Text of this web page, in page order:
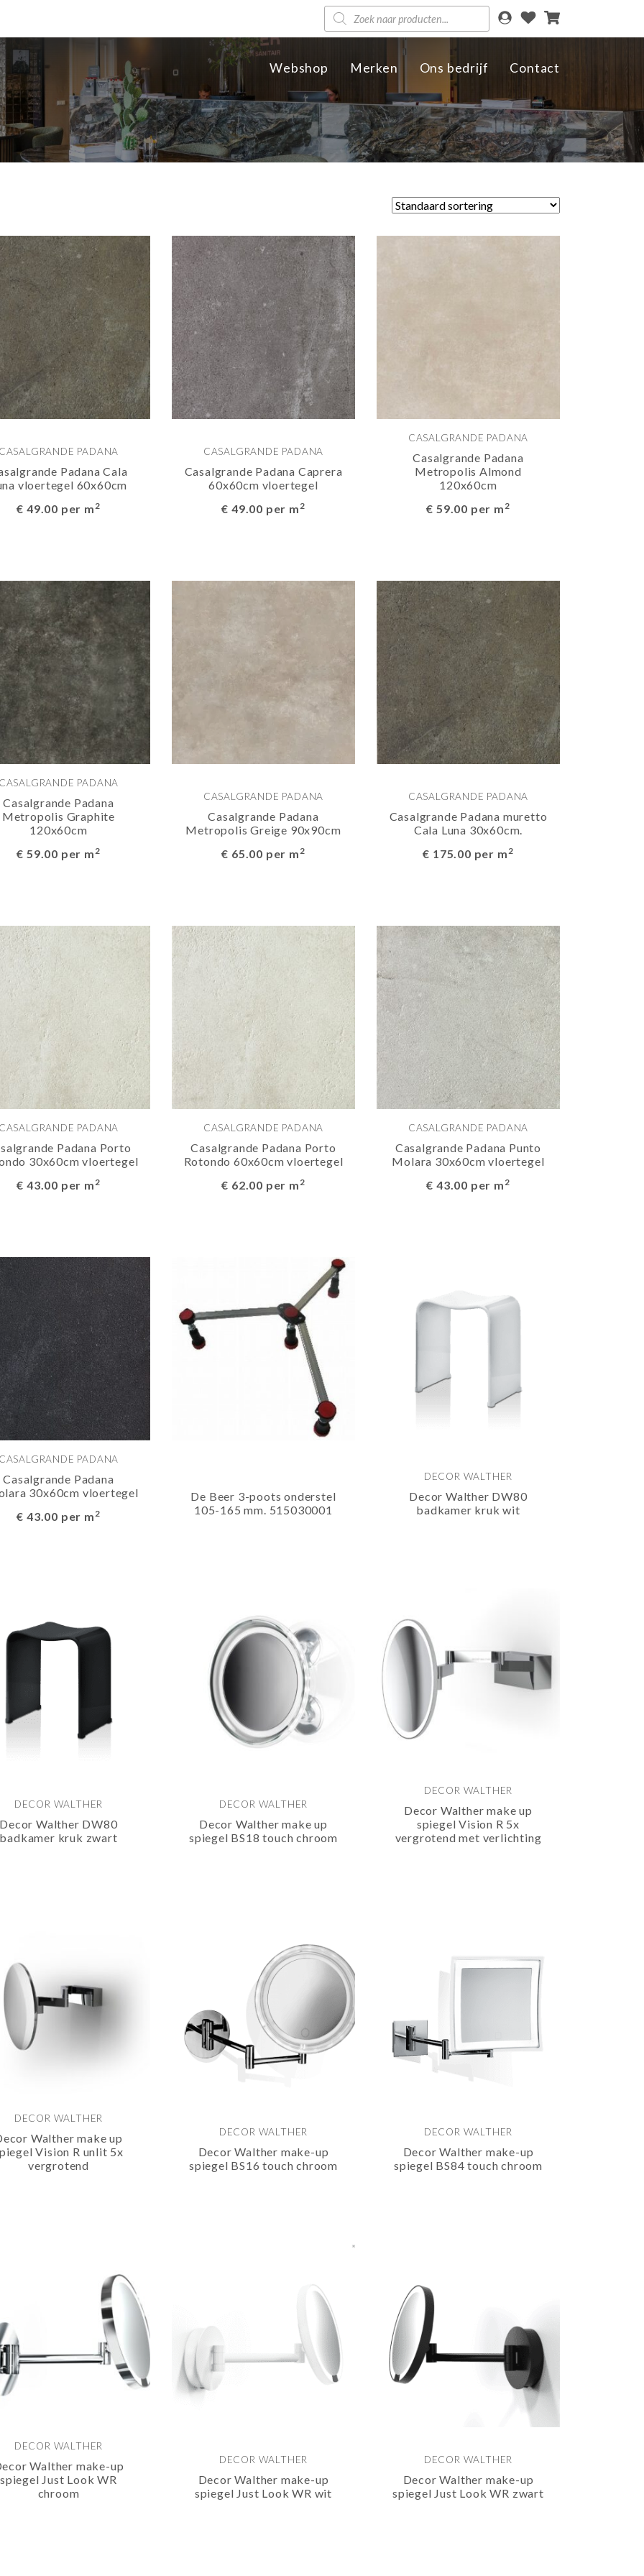
Producten
zoeken
Webshop Merken Ons bedrijf Contact
PADANA
Padana Cala
vloertegel 60x60cm
€ 49.00 per m2
CASALGRANDE PADANA
Casalgrande Padana Caprera
60x60cm vloertegel
€ 49.00 per m2
CASALGRANDE PADANA
Casalgrande Padana
Metropolis Almond
120x60cm
€ 59.00 per m2
PADANA
Casalgrande Padana
Metropolis Graphite
120x60cm
€ 59.00 per m2
CASALGRANDE PADANA
Casalgrande Padana
Metropolis Greige 90x90cm
€ 65.00 per m2
CASALGRANDE PADANA
Casalgrande Padana muretto
Cala Luna 30x60cm.
€ 175.00 per m2
PADANA
Padana Porto
30x60cm vloertegel
€ 43.00 per m2
CASALGRANDE PADANA
Casalgrande Padana Porto
Rotondo 60x60cm vloertegel
€ 62.00 per m2
CASALGRANDE PADANA
Casalgrande Padana Punto
Molara 30x60cm vloertegel
€ 43.00 per m2
PADANA
Casalgrande Padana
30x60cm vloertegel
€ 43.00 per m2
De Beer 3-poots onderstel
105-165 mm. 515030001
DECOR WALTHER
Decor Walther DW80
badkamer kruk wit
DECOR WALTHER
Decor Walther DW80
badkamer kruk zwart
DECOR WALTHER
Decor Walther make up
spiegel BS18 touch chroom
DECOR WALTHER
Decor Walther make up
spiegel Vision R 5x
vergrotend met verlichting
DECOR WALTHER
Walther make up
Vision R unlit 5x
vergrotend
DECOR WALTHER
Decor Walther make-up
spiegel BS16 touch chroom
DECOR WALTHER
Decor Walther make-up
spiegel BS84 touch chroom
DECOR WALTHER
Walther make-up
spiegel Just Look WR
chroom
DECOR WALTHER
Decor Walther make-up
spiegel Just Look WR wit
DECOR WALTHER
Decor Walther make-up
spiegel Just Look WR zwart